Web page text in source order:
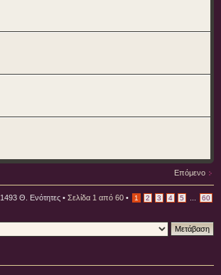
Επόμενο
1493 Θ. Ενότητες • Σελίδα 1 από 60 • 1 2 3 4 5 60